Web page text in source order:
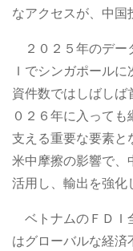
なアクセスが、中国
２０２５年のデー
Ｉでシンガポール
資件数ではしばしば
０２６年に入って
支える重要な要素
米中摩擦の影響で、
活用し、輸出を強化
ベトナムのＦＤＩ
はグローバルな経